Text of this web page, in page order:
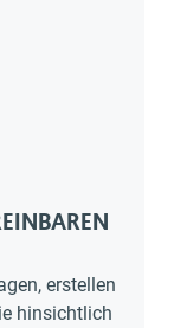
erstellen
hinsichtlich